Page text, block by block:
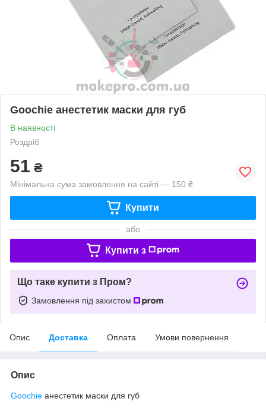
Goochie анестетик маски для губ
В наявності
Роздріб
51 ₴
Мінімальна сума замовлення на сайті — 150 ₴
Купити
або
Купити з
Що таке купити з Пром?
Замовлення під захистом
Опис Доставка Оплата Умови повернення
Опис
Goochie анестетик маски для губ